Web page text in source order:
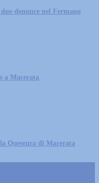
denunce nel Fermano
a Macerata
Questura di Macerata